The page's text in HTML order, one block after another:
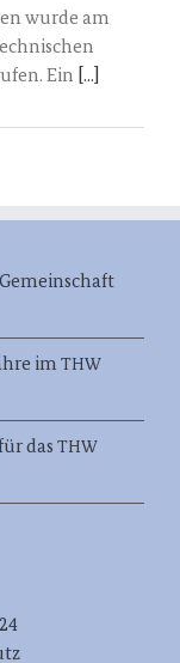
wurde am
Ein [...]
im THW
das THW